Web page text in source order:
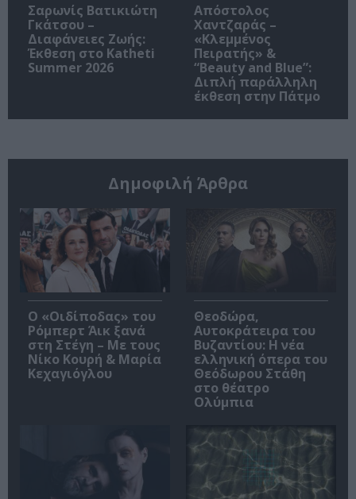
Σαρωνίς Βατικιώτη
Γκάτσου –
Διαφάνειες Ζωής:
Έκθεση στο Katheti
Summer 2026
Απόστολος
Χαντζαράς –
«Κλεμμένος
Πειρατής» &
“Beauty and Blue”:
Διπλή παράλληλη
έκθεση στην Πάτμο
Δημοφιλή Άρθρα
O «Οιδίποδας» του
Ρόμπερτ Άικ ξανά
στη Στέγη – Με τους
Νίκο Κουρή & Μαρία
Κεχαγιόγλου
Θεοδώρα,
Αυτοκράτειρα του
Βυζαντίου: Η νέα
ελληνική όπερα του
Θεόδωρου Στάθη
στο θέατρο
Ολύμπια